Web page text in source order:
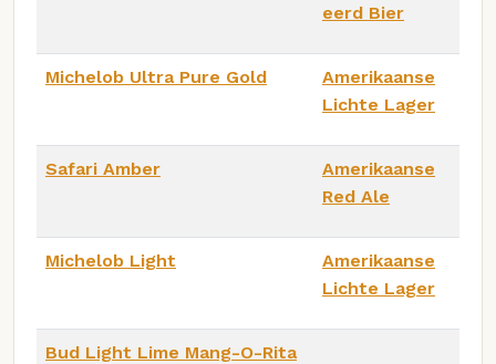
eerd Bier
Michelob Ultra Pure Gold
Amerikaanse
Lichte Lager
Safari Amber
Amerikaanse
Red Ale
Michelob Light
Amerikaanse
Lichte Lager
Bud Light Lime Mang-O-Rita